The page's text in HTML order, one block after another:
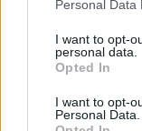
Personal Data
I want to opt-
personal data.
Opted In
I want to opt-
Personal Data.